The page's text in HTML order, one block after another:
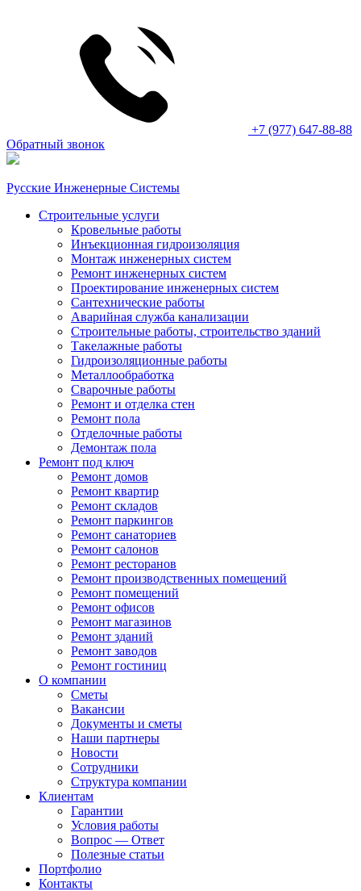
+7 (977) 647-88-88
Обратный звонок
Русские Инженерные Системы
Строительные услуги
Кровельные работы
Инъекционная гидроизоляция
Монтаж инженерных систем
Ремонт инженерных систем
Проектирование инженерных систем
Сантехнические работы
Аварийная служба канализации
Строительные работы, строительство зданий
Такелажные работы
Гидроизоляционные работы
Металлообработка
Сварочные работы
Ремонт и отделка стен
Ремонт пола
Отделочные работы
Демонтаж пола
Ремонт под ключ
Ремонт домов
Ремонт квартир
Ремонт складов
Ремонт паркингов
Ремонт санаториев
Ремонт салонов
Ремонт ресторанов
Ремонт производственных помещений
Ремонт помещений
Ремонт офисов
Ремонт магазинов
Ремонт зданий
Ремонт заводов
Ремонт гостиниц
О компании
Сметы
Вакансии
Документы и сметы
Наши партнеры
Новости
Сотрудники
Структура компании
Клиентам
Гарантии
Условия работы
Вопрос — Ответ
Полезные статьи
Портфолио
Контакты